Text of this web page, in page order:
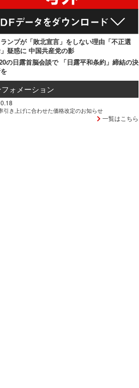
ンプが「敗北宣言」をしない理由「不正選
疑惑に 中国共産党の影
の日露首脳会談で 「日露平和条約」締結の決
ォメーション
引き上げに合わせた価格改定のお知らせ
一覧はこちら